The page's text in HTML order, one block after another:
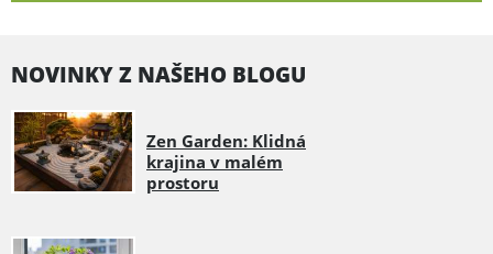
NOVINKY Z NAŠEHO BLOGU
Zen Garden: Klidná
krajina v malém
prostoru